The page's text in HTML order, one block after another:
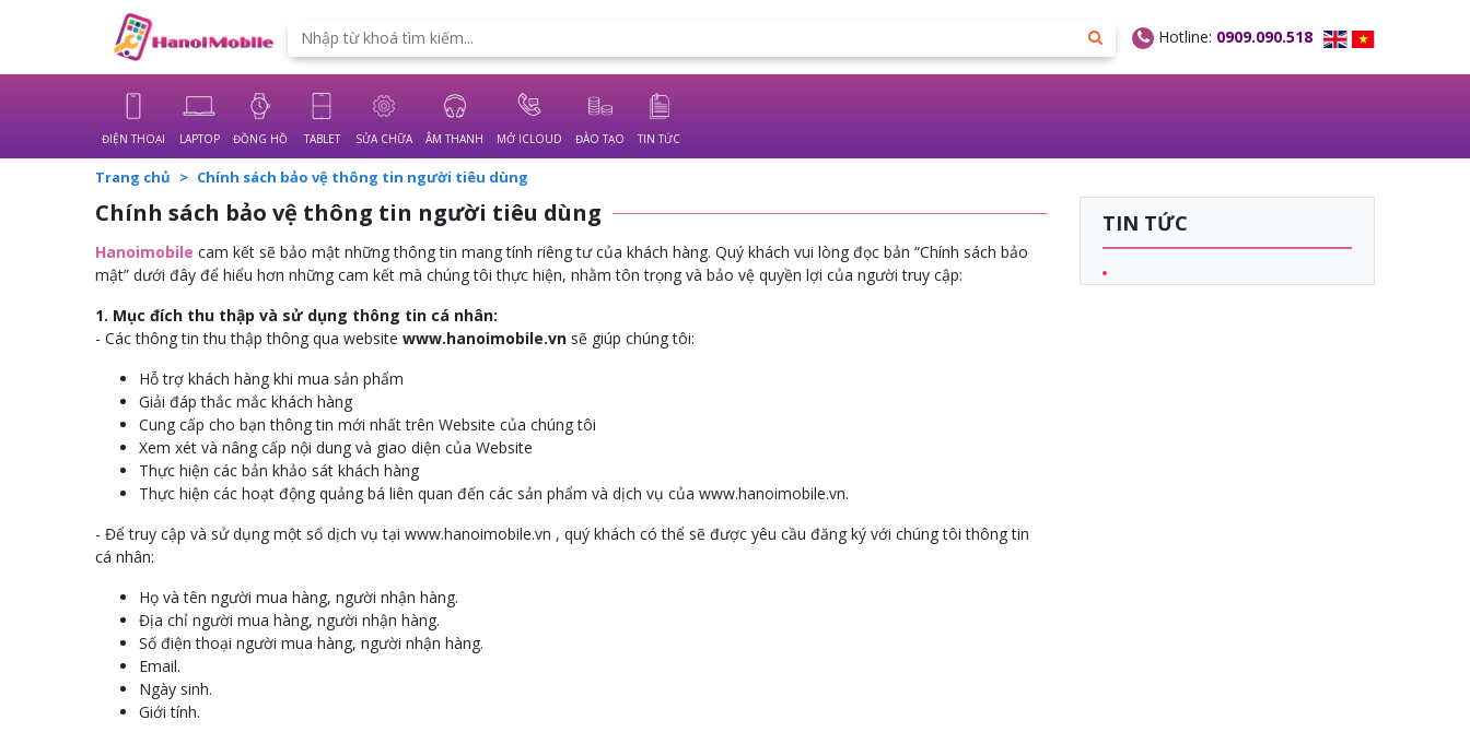
Translate Hotline: 0909.090.518
ĐIỆN THOẠI LAPTOP ĐỒNG HỒ TABLET SỬA CHỮA ÂM THANH MỞ ICLOUD ĐÀO TẠO TIN TỨC
Trang chủ Chính sách bảo vệ thông tin người tiêu dùng
Chính sách bảo vệ thông tin người tiêu dùng
Hanoimobile cam kết sẽ bảo mật những thông tin mang tính riêng tư của khách hàng. Quý khách vui lòng đọc bản “Chính sách bảo
mật” dưới đây để hiểu hơn những cam kết mà chúng tôi thực hiện, nhằm tôn trọng và bảo vệ quyền lợi của người truy cập:
1. Mục đích thu thập và sử dụng thông tin cá nhân:
- Các thông tin thu thập thông qua website www.hanoimobile.vn sẽ giúp chúng tôi:
Hỗ trợ khách hàng khi mua sản phẩm
Giải đáp thắc mắc khách hàng
Cung cấp cho bạn thông tin mới nhất trên Website của chúng tôi
Xem xét và nâng cấp nội dung và giao diện của Website
Thực hiện các bản khảo sát khách hàng
Thực hiện các hoạt động quảng bá liên quan đến các sản phẩm và dịch vụ của www.hanoimobile.vn.
- Để truy cập và sử dụng một số dịch vụ tại www.hanoimobile.vn , quý khách có thể sẽ được yêu cầu đăng ký với chúng tôi thông tin
cá nhân:
Họ và tên người mua hàng, người nhận hàng.
Địa chỉ người mua hàng, người nhận hàng.
Số điện thoại người mua hàng, người nhận hàng.
Email.
Ngày sinh.
Giới tính.
TIN TỨC